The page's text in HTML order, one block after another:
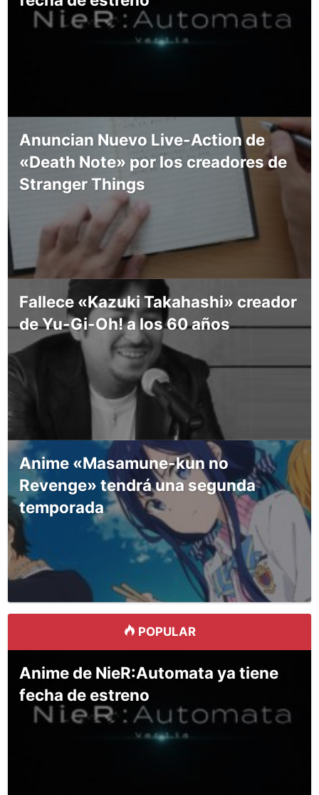
Anuncian Nuevo Live-Action de
«Death Note» por los creadores de
Stranger Things
Fallece «Kazuki Takahashi» creador
de Yu-Gi-Oh! a los 60 años
Anime «Masamune-kun no
Revenge» tendrá una segunda
temporada
POPULAR
Anime de NieR:Automata ya tiene
fecha de estreno